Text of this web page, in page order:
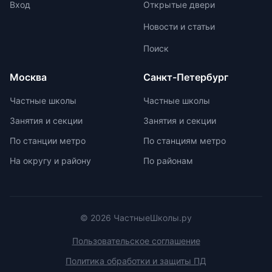
предлагает отсутствие
межпредметную взаимосвязь для
поддержания интереса к учебе.
регулируя нагрузку в зависимости
от возрастных задач и
учеников. Отсутствие страха перед
оценками и акцент на качественной
свои навыки и интересы.
Вход Открытые двери
Новости и статьи
Поиск
Москва
Частные школы
Занятия и секции
По станции метро
На округу и району
Санкт-Петербург
Частные школы
Занятия и секции
По станциям метро
По районам
© 2026 ЧастныеШколы.ру
Пользовательское соглашение
Политика обработки и защиты ПД